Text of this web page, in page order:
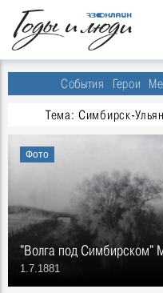
События Герои
Тема: Симбирск-
Фото
"Волга под Симбирском"
1.7.1881